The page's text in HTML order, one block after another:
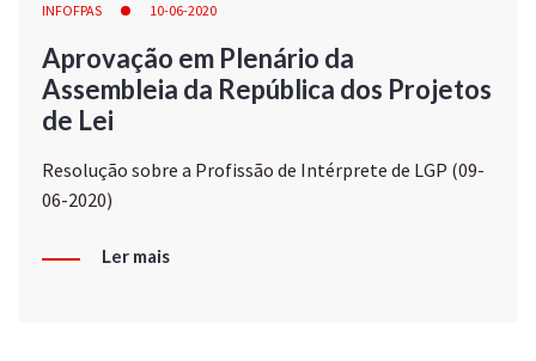
INFOFPAS 10-06-2020
Aprovação em Plenário da
Assembleia da República dos Projetos
de Lei
Resolução sobre a Profissão de Intérprete de LGP (09-
06-2020)
Ler mais